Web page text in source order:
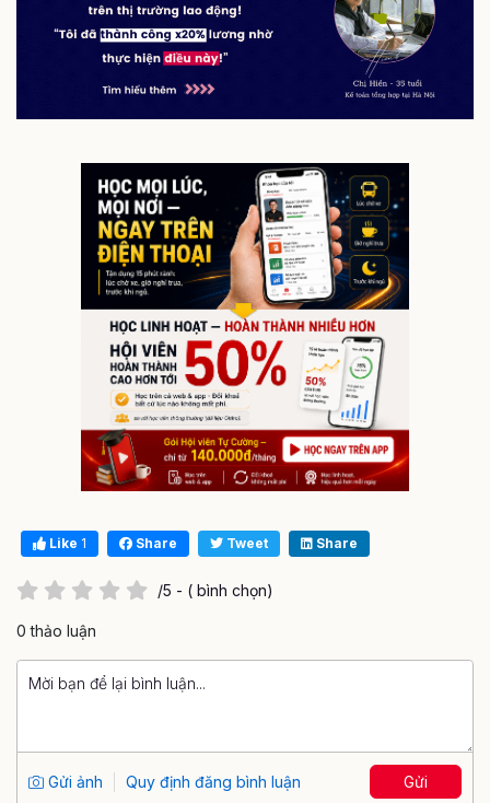
Like 1 Share Tweet Share
/5 - ( bình chọn)
0 thảo luận
Gửi ảnh Quy định đăng bình luận Gửi